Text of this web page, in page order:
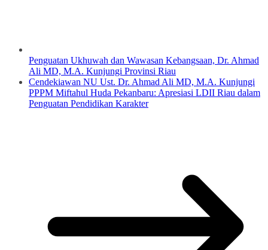
Penguatan Ukhuwah dan Wawasan Kebangsaan, Dr. Ahmad
Ali MD, M.A. Kunjungi Provinsi Riau
Cendekiawan NU Ust. Dr. Ahmad Ali MD, M.A. Kunjungi
PPPM Miftahul Huda Pekanbaru: Apresiasi LDII Riau dalam
Penguatan Pendidikan Karakter